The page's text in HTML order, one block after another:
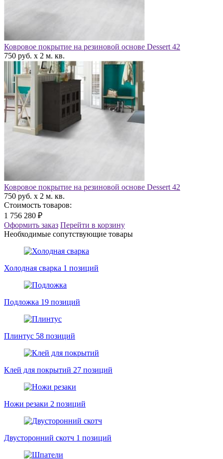
Ковровое покрытие на резиновой основе Dessert 42
750 руб. x 2 м. кв.
Ковровое покрытие на резиновой основе Dessert 42
750 руб. x 2 м. кв.
Стоимость товаров:
1 756 280 ₽
Оформить заказ Перейти в корзину
Необходимые сопутствующие товары
Холодная сварка 1 позиций
Подложка 19 позиций
Плинтус 58 позиций
Клей для покрытий 27 позиций
Ножи резаки 2 позиций
Двусторонний скотч 1 позиций